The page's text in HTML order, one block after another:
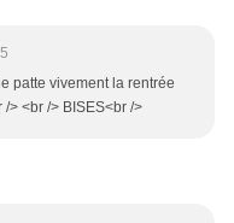
patte vivement la rentrée
> <br /> BISES<br />